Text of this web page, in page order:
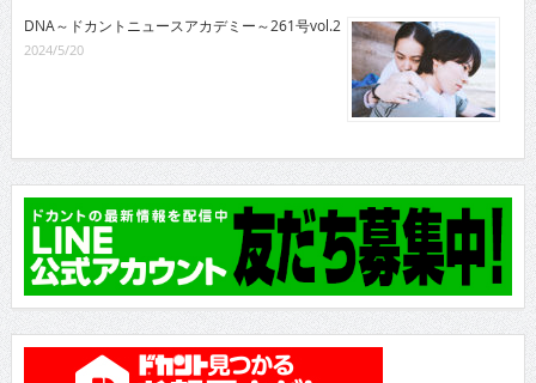
DNA～ドカントニュースアカデミー～261号vol.2
2024/5/20